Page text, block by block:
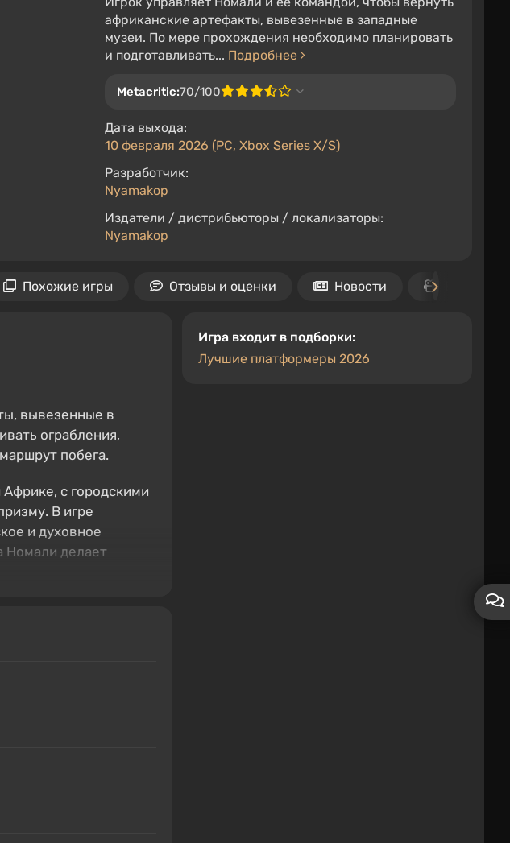
африканские артефакты, вывезенные в западные
музеи. По мере прохождения необходимо планировать
и подготавливать... Подробнее
Metacritic:70/100
Дата выхода:
10 февраля 2026 (PC, Xbox Series X/S)
Разработчик:
Nyamakop
Издатели / дистрибьюторы / локализаторы:
Nyamakop
Похожие игры Отзывы и оценки Новости
Игра входит в подборки:
Лучшие платформеры 2026
вывезенные в
ограбления,
побега.
с городскими
В игре
и духовное
Номали делает